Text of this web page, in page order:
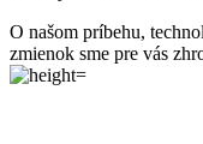
O našom príbehu,
zmienok sme pre vás